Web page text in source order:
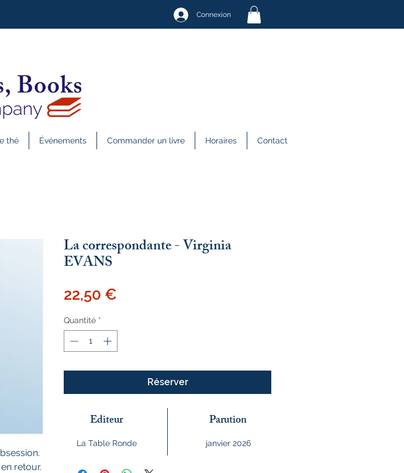
Connexion
thé Événements Commander un livre Horaires Contact
retour.
La correspondante - Virginia
EVANS
22,50 €
Quantité *
Réserver
Editeur
La Table Ronde
Parution
janvier 2026